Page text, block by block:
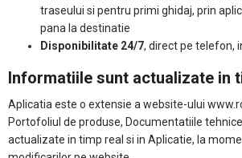
traseului si pentru primi ghidaj, prin
pana la destinatie
Disponibilitate 24/7, direct pe telefon,
Informatiile sunt actualizate in
Aplicatia este o extensie a website-ului
Portofoliul de produse, Documentatiile
actualizate in timp real si in Aplicatie, la